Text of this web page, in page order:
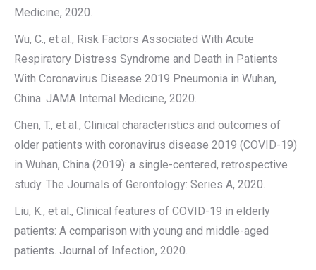
Medicine, 2020.
Wu, C., et al., Risk Factors Associated With Acute
Respiratory Distress Syndrome and Death in Patients
With Coronavirus Disease 2019 Pneumonia in Wuhan,
China. JAMA Internal Medicine, 2020.
Chen, T., et al., Clinical characteristics and outcomes of
older patients with coronavirus disease 2019 (COVID-19)
in Wuhan, China (2019): a single-centered, retrospective
study. The Journals of Gerontology: Series A, 2020.
Liu, K., et al., Clinical features of COVID-19 in elderly
patients: A comparison with young and middle-aged
patients. Journal of Infection, 2020.